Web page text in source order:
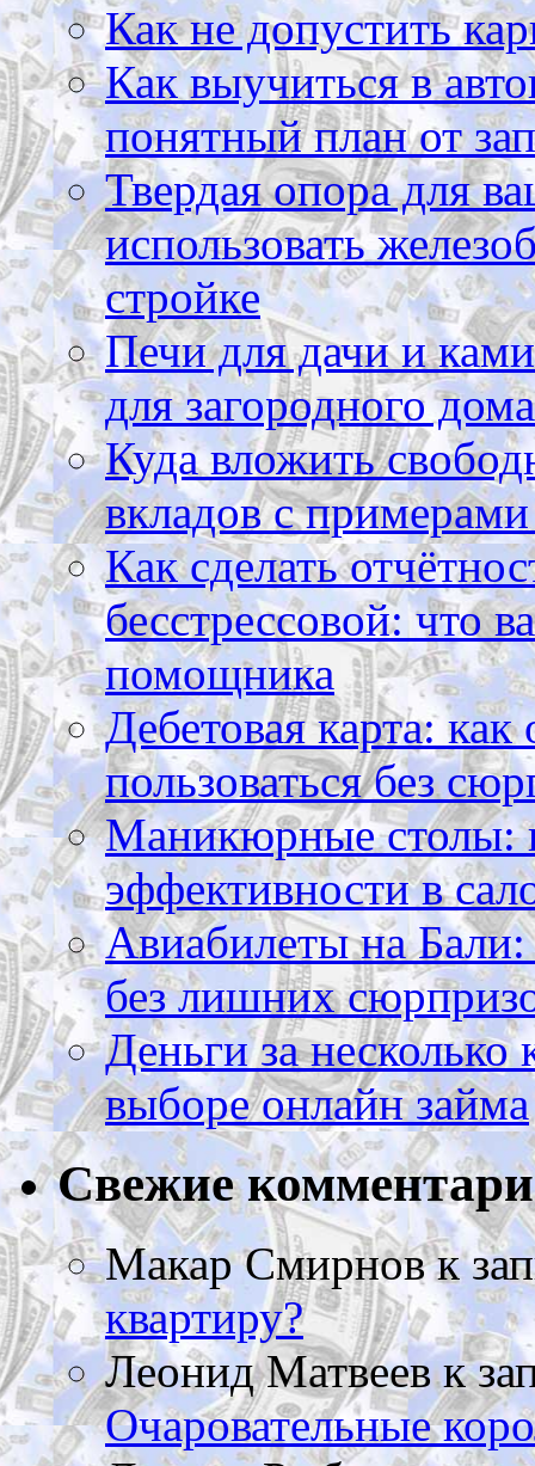
Как не допустить
Как выучиться в
понятный план от
Твердая опора для
использовать
стройке
Печи для дачи и
для загородного дома
Куда вложить
вкладов с
Как сделать
бесстрессовой: что
помощника
Дебетовая карта:
пользоваться без
Маникюрные столы:
эффективности в
Авиабилеты на Бали:
без лишних
Деньги за
выборе онлайн займа
Свежие
Макар Смирновк
квартиру?
Леонид Матвеевк
Очаровательные